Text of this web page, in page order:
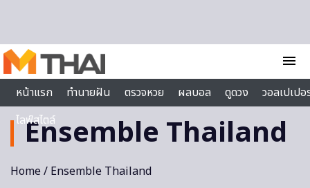
menu
หน้าแรก
ทำนายฝัน ตรวจหวย ผลบอล ดูดวง
วอลเปเป
ไลฟ์สไตล์
Ensemble Thailand
Home/ Ensemble Thailand